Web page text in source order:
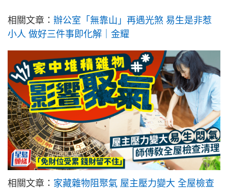
相關文章： 辦公室「無靠山」再遇光煞 易生是非惹
小人 做好三件事即化解｜金耀
相關文章： 家藏雜物阻聚氣 屋主壓力變大 全屋檢查